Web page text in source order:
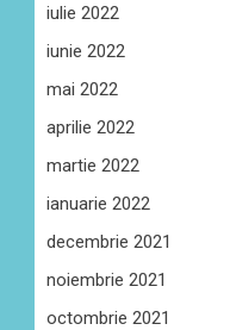
iulie 2022
iunie 2022
mai 2022
aprilie 2022
martie 2022
ianuarie 2022
decembrie 2021
noiembrie 2021
octombrie 2021